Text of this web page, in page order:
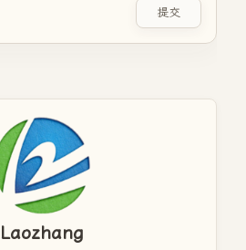
提交
Laozhang